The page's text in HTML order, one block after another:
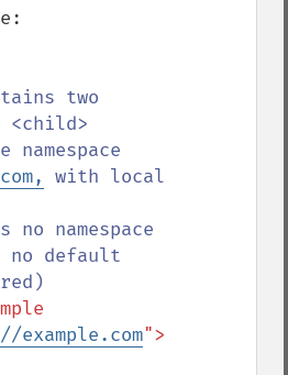
two
<child>
with local
namespace
no default
">